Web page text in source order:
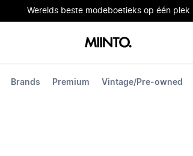
Werelds beste modeboetieks op één plek
Brands Premium Vintage/Pre-owned